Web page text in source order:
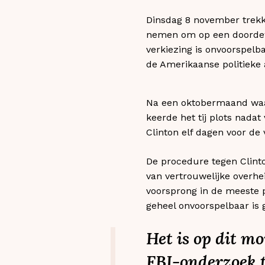
Dinsdag 8 november
nemen om op een
verkiezing is
de Amerikaanse politieke
Na een oktobermaand
keerde het tij plots nadat
Clinton elf dagen voor de
De procedure tegen
van vertrouwelijke
voorsprong in de meeste
geheel onvoorspelbaar is
Het is op dit